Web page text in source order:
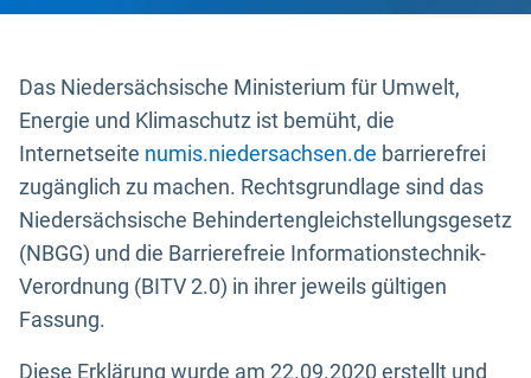
Das Niedersächsische Ministerium für Umwelt,
Energie und Klimaschutz ist bemüht, die
Internetseite numis.niedersachsen.de barrierefrei
zugänglich zu machen. Rechtsgrundlage sind das
Niedersächsische Behindertengleichstellungsgesetz
(NBGG) und die Barrierefreie Informationstechnik-
Verordnung (BITV 2.0) in ihrer jeweils gültigen
Fassung.
Diese Erklärung wurde am 22.09.2020 erstellt und